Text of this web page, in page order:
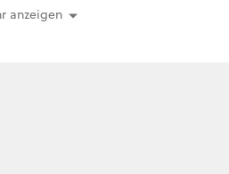
anzeigen